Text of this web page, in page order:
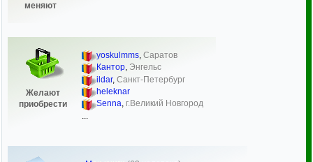
меняют
Желают
приобрести
yoskulmms, Саратов
Кантор, Энгельс
ildar, Санкт-Петербург
heleknar
Senna, г.Великий Новгород